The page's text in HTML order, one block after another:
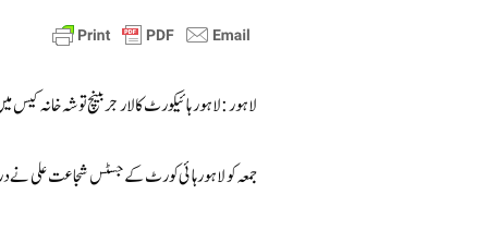
لاہور : لاہور ہائیکورٹ کا لارجر بینچ توشہ خانہ
جمعہ کو لاہور ہائی کورٹ کے جسٹس شجاعت علی نے